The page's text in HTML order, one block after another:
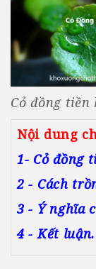
Cỏ đồng tiền
Nội dung
1- Cỏ đồng
2 - Cách
3 - Ý nghĩa
4 - Kết luận.